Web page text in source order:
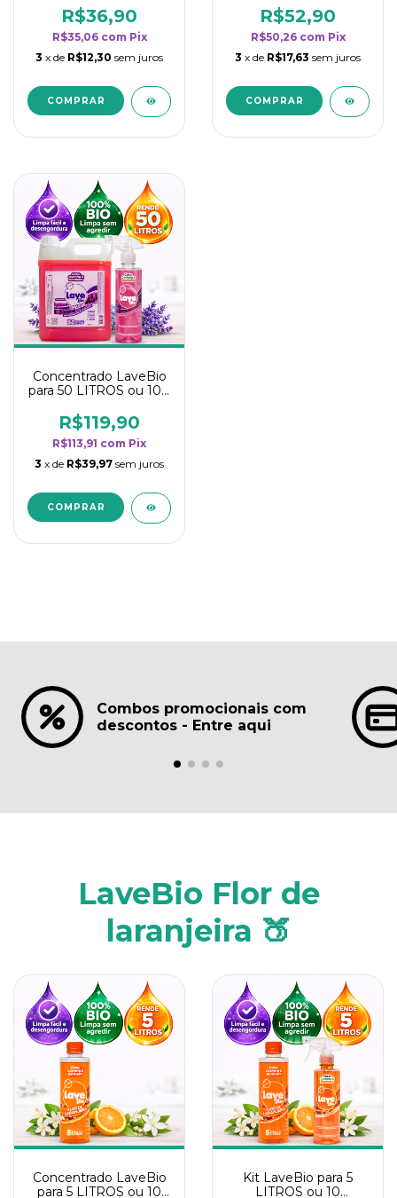
rendimento da
categoria - Lavanda
R$36,90
R$35,06 com Pix
3 x de R$12,30 sem juros
rendimento da
categoria - Lavanda
R$52,90
R$50,26 com Pix
3 x de R$17,63 sem juros
Concentrado LaveBio
para 50 LITROS ou 100
rendimento da
categoria - Lavanda
R$119,90
R$113,91 com Pix
3 x de R$39,97 sem juros
Combos promocionais com
descontos - Entre aqui
LaveBio Flor de
laranjeira 🍑
Concentrado LaveBio
para 5 LITROS ou 10
Kit LaveBio para 5
LITROS ou 10